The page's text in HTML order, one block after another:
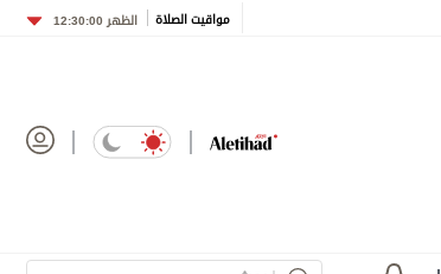
مواقيت الصلاة الظهر 12:30:00